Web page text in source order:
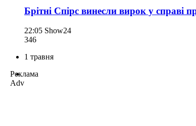
Брітні Спірс винесли вирок у справі
22:05 Show24
346
1 травня
Реклама
Adv